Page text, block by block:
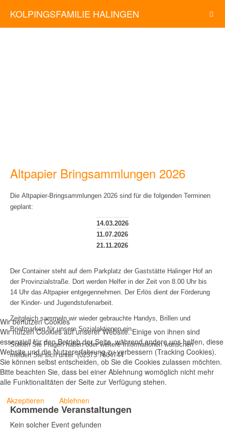
KOLPINGSFAMILIE HALINGEN
Altpapier Bringsammlungen 2026
Die Altpapier-Bringsammlungen 2026 sind für die folgenden Terminen
geplant:
14.03.2026
11.07.2026
21.11.2026
Der Container steht auf dem Parkplatz der Gaststätte Halinger Hof an
der Provinzialstraße. Dort werden Helfer in der Zeit von 8.00 Uhr bis
14 Uhr das Altpapier entgegennehmen. Der Erlös dient der Förderung
der Kinder- und Jugendstufenarbeit.
Zeitgleich sammeln wir wieder gebrauchte Handys, Brillen und
Briefmarken für unsere Sozialaktionen ein.
Sollten Sie Fragen haben oder weitere Informationen wünschen
melden Sie sich unter(02373 7604744
Kommende Veranstaltungen
Kein solcher Event gefunden
Wir benutzen Cookies
Wir nutzen Cookies auf unserer Website. Einige von ihnen sind
essenziell für den Betrieb der Seite, während andere uns helfen, diese
Website und die Nutzererfahrung zu verbessern (Tracking Cookies).
Sie können selbst entscheiden, ob Sie die Cookies zulassen möchten.
Bitte beachten Sie, dass bei einer Ablehnung womöglich nicht mehr
alle Funktionalitäten der Seite zur Verfügung stehen.
Akzeptieren
Ablehnen